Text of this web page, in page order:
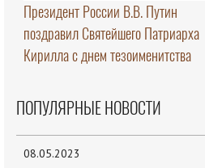
Президент России В.В. Путин
поздравил Святейшего Патриарха
Кирилла с днем тезоименитства
ПОПУЛЯРНЫЕ НОВОСТИ
08.05.2023